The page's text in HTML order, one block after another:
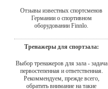
Отзывы известных спортсменов
Германии о спортивном
оборудовании Finnlo.
Тренажеры для спортзала:
Выбор тренажеров для зала - задача
первостепенная и ответственная.
Рекоммендуем, прежде всего,
обратить внимание на такие